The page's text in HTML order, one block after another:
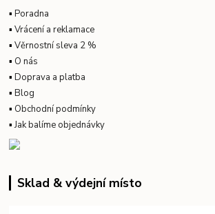
▪Poradna
▪Vrácení a reklamace
▪Věrnostní sleva 2 %
▪ O nás
▪Doprava a platba
▪Blog
▪ Obchodní podmínky
▪Jak balíme objednávky
Sklad & výdejní místo